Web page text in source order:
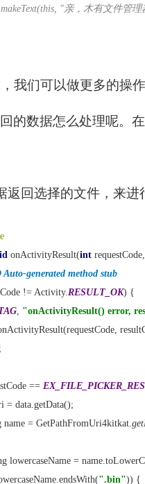
"亲，木有文件管
，我们可以做更多的操
的数据怎么处理呢。在
返回选择的文件，来进
onActivityResult(int requestCode,
Auto-generated method stub
!= Activity. RESULT_OK) {
"onActivityResult() error,
;
==
= data.getData();
name = GetPathFromUri4kitkat.
lowercaseName =
".bin")) {